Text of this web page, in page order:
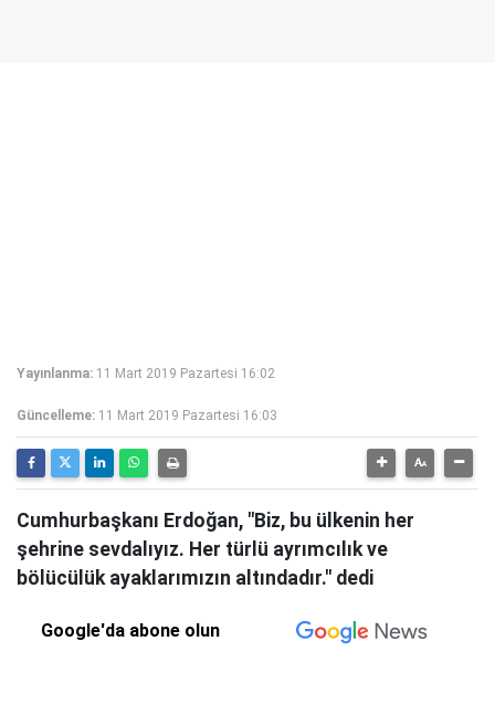
Yayınlanma: 11 Mart 2019 Pazartesi 16:02
Güncelleme: 11 Mart 2019 Pazartesi 16:03
Cumhurbaşkanı Erdoğan, "Biz, bu ülkenin her
şehrine sevdalıyız. Her türlü ayrımcılık ve
bölücülük ayaklarımızın altındadır." dedi
Google'da abone olun